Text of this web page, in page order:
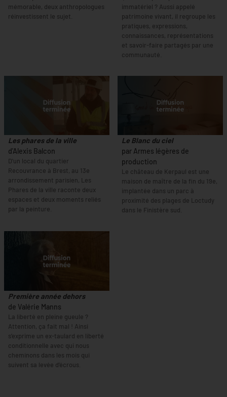
mémorable, deux anthropologues
réinvestissent le sujet.
immatériel ? Aussi appelé
patrimoine vivant, il regroupe les
pratiques, expressions,
connaissances, représentations
et savoir-faire partagés par une
communauté.
Les phares de la ville
d'Alexis Balcon
D'un local du quartier
Recouvrance à Brest, au 13e
arrondissement parisien, Les
Phares de la ville raconte deux
espaces et deux moments reliés
par la peinture.
Le Blanc du ciel
par Armes légères de
production
Le château de Kerpaul est une
maison de maître de la fin du 19e,
implantée dans un parc à
proximité des plages de Loctudy
dans le Finistère sud.
Première année dehors
de Valérie Manns
La liberté en pleine gueule ?
Attention, ça fait mal ! Ainsi
s’exprime un ex-taulard en liberté
conditionnelle avec qui nous
cheminons dans les mois qui
suivent sa levée d’écrous.